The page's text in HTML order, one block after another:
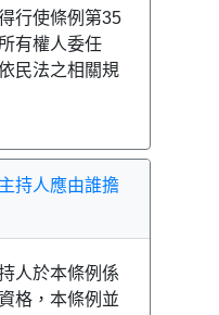
行使條例第35
有權人委任
民法之相關規
持人應由誰擔
人於本條例係
格，本條例並